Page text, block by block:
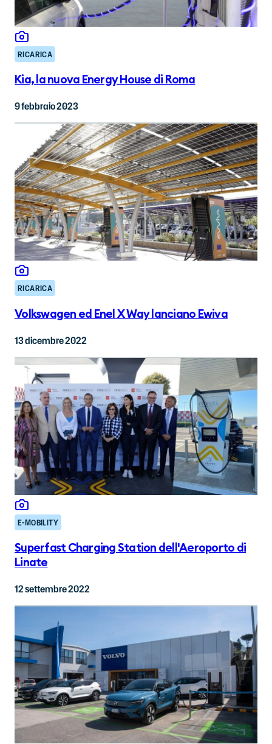
RICARICA
Kia, la nuova Energy House di Roma
9 febbraio 2023
RICARICA
Volkswagen ed Enel X Way lanciano Ewiva
13 dicembre 2022
E-MOBILITY
Superfast Charging Station dell'Aeroporto di
Linate
12 settembre 2022